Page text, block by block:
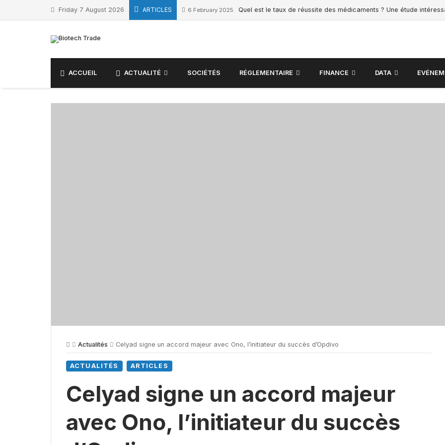
Friday 7 August 2026 ARTICLES 6 February 2025 Quel est le taux de réussite des médicaments ? Une étude
ACCUEIL ACTUALITÉ SOCIÉTÉS RÉGLEMENTAIRE FINANCE DATA
Actualités Celyad signe un accord majeur avec Ono, l’initiateur du succès d’Opdivo
ACTUALITÉS ARTICLES
Celyad signe un accord majeur
avec Ono, l’initiateur du succès